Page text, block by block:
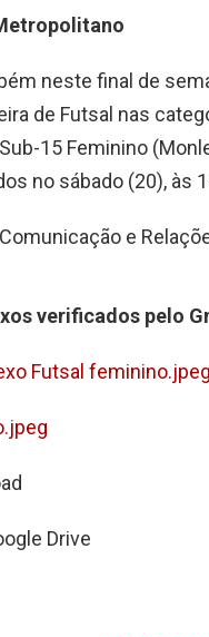
neste final de
de Futsal nas
15 Feminino
no sábado (20), às
e
verificados pelo
Futsal feminino.jpeg
Drive